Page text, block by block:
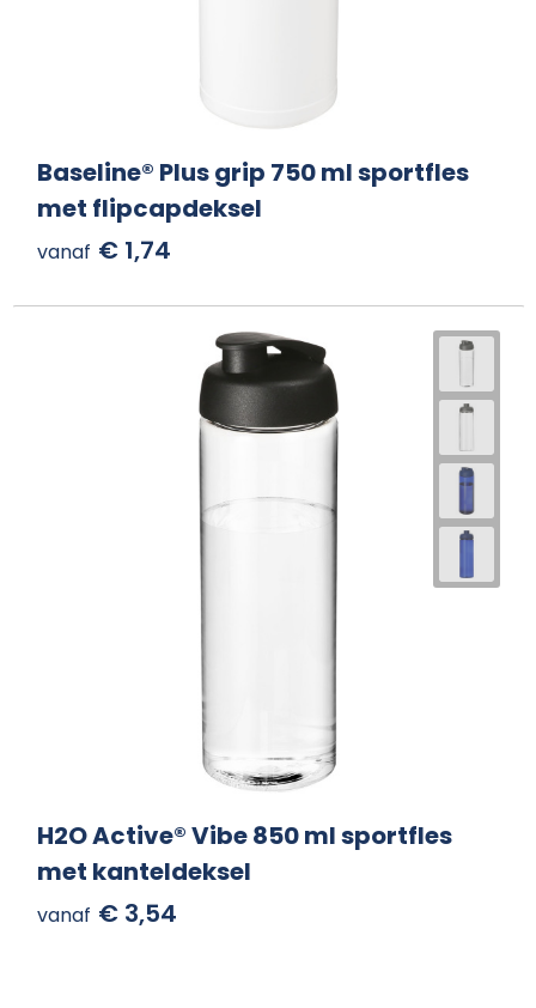
Baseline® Plus grip 750 ml sportfles
met flipcapdeksel
vanaf € 1,74
H2O Active® Vibe 850 ml sportfles
met kanteldeksel
vanaf € 3,54